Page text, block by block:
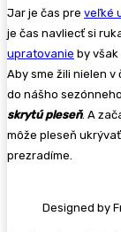
Jar je čas pre veľké
je čas navliecť si
upratovanie by
Aby sme žili nielen v
do nášho
skrytú pleseň. A
môže pleseň
prezradíme.
Designed by